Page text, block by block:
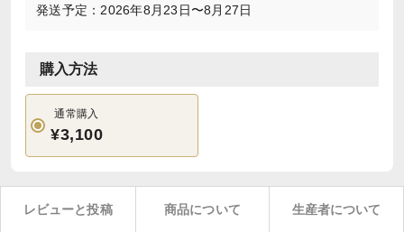
発送予定：2026年8月23日〜8月27日
購入方法
通常購入
¥3,100
レビューと投稿 商品について 生産者について